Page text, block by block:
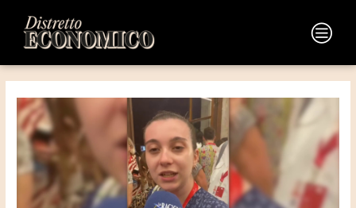
contenuto
Main
Menu
articoli